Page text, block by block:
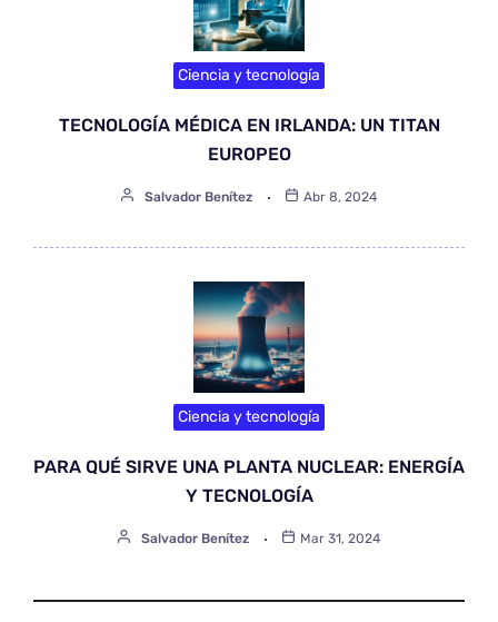
Ciencia y tecnología
TECNOLOGÍA MÉDICA EN IRLANDA: UN TITAN
EUROPEO
Salvador Benítez Abr 8, 2024
Ciencia y tecnología
PARA QUÉ SIRVE UNA PLANTA NUCLEAR: ENERGÍA
Y TECNOLOGÍA
Salvador Benítez Mar 31, 2024